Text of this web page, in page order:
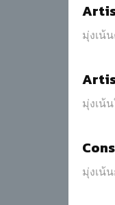
มุ่งเน้
มุ่งเน้
มุ่งเน้